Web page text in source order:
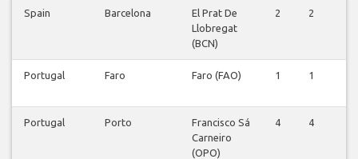
Spain Barcelona
El Prat De
Llobregat
(BCN)
2 2
Portugal Faro Faro (FAO) 1 1
Portugal Porto
Francisco Sá
Carneiro
(OPO)
4 4